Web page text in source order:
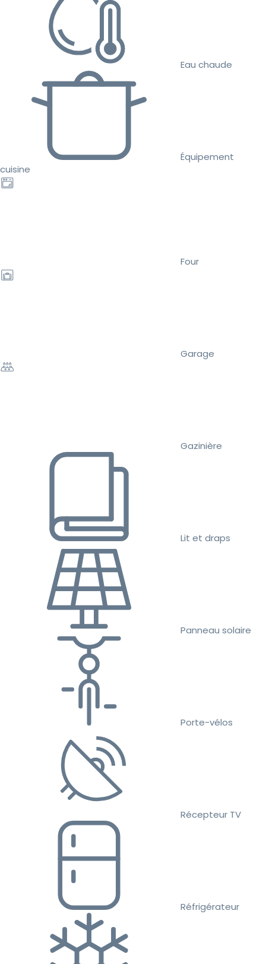
Eau chaude
Équipement
cuisine
Four
Garage
Gazinière
Lit et draps
Panneau solaire
Porte-vélos
Récepteur TV
Réfrigérateur